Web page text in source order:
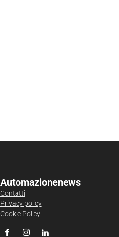
Automazionenews
Contatti
Privacy policy
Cookie Policy